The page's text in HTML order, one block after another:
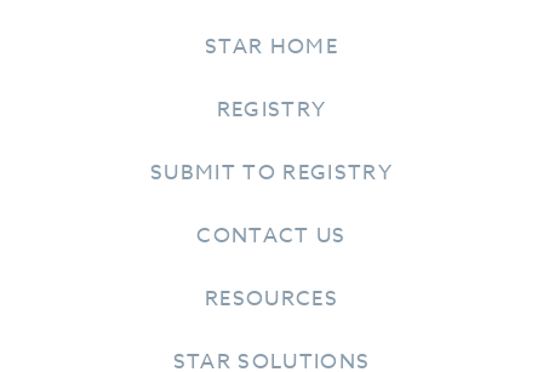
STAR HOME
REGISTRY
SUBMIT TO REGISTRY
CONTACT US
RESOURCES
STAR SOLUTIONS